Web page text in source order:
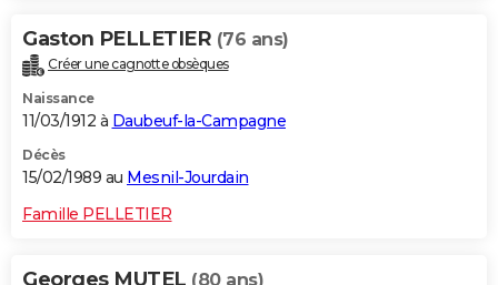
Gaston PELLETIER (76 ans)
Créer une cagnotte obsèques
Naissance
11/03/1912 à Daubeuf-la-Campagne
Décès
15/02/1989 au Mesnil-Jourdain
Famille PELLETIER
Georges MUTEL (80 ans)